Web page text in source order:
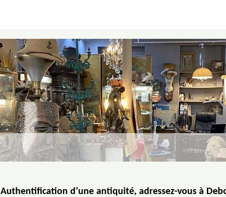
Authentification d’une antiquité, adressez-vous à